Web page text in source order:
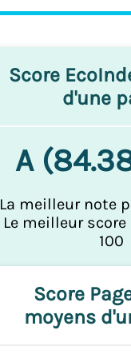
Score
d'une
A
La meilleur note
Le meilleur
100
Score
moyens